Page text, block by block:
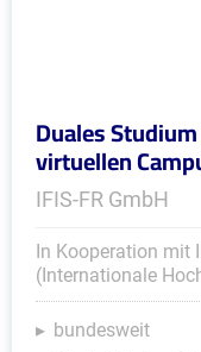
Duales
virtuellen
IFIS-FR GmbH
In Kooperation mit
(Internationale
bundesweit